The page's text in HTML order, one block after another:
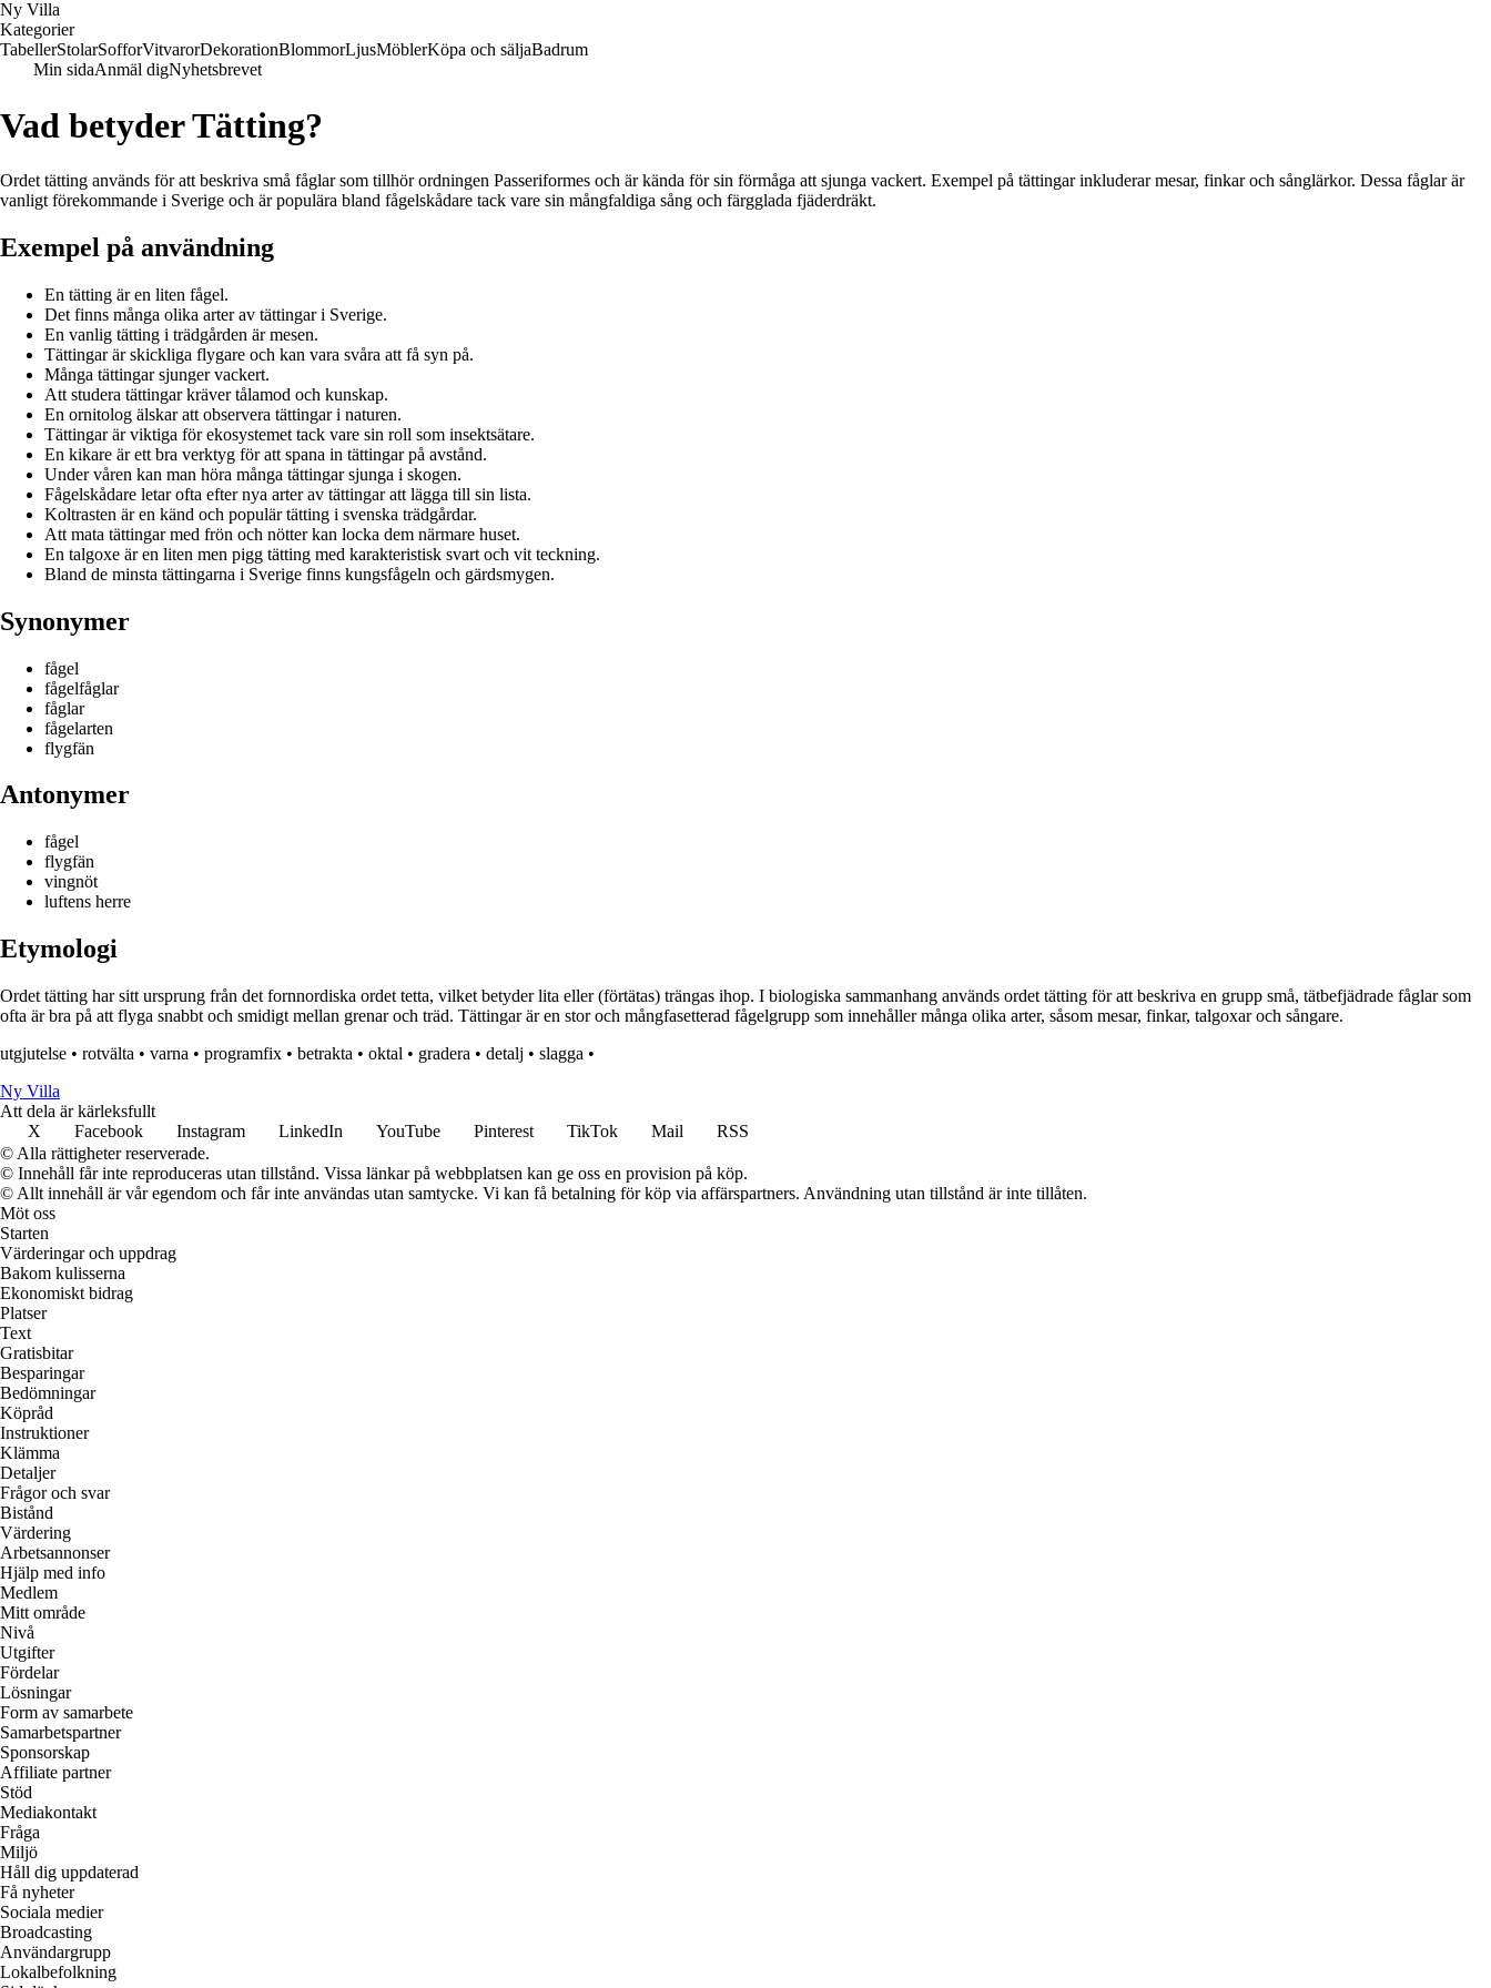
Ny Villa
Kategorier
TabellerStolarSofforVitvarorDekorationBlommorLjusMöblerKöpa och säljaBadrum
Min sidaAnmäl digNyhetsbrevet
Vad betyder Tätting?
Ordet tätting används för att beskriva små fåglar som tillhör ordningen Passeriformes och är kända för sin förmåga att sjunga vackert. Exempel på tättingar inkluderar mesar, finkar och sånglärkor. Dessa fåglar är
vanligt förekommande i Sverige och är populära bland fågelskådare tack vare sin mångfaldiga sång och färgglada fjäderdräkt.
Exempel på användning
En tätting är en liten fågel.
Det finns många olika arter av tättingar i Sverige.
En vanlig tätting i trädgården är mesen.
Tättingar är skickliga flygare och kan vara svåra att få syn på.
Många tättingar sjunger vackert.
Att studera tättingar kräver tålamod och kunskap.
En ornitolog älskar att observera tättingar i naturen.
Tättingar är viktiga för ekosystemet tack vare sin roll som insektsätare.
En kikare är ett bra verktyg för att spana in tättingar på avstånd.
Under våren kan man höra många tättingar sjunga i skogen.
Fågelskådare letar ofta efter nya arter av tättingar att lägga till sin lista.
Koltrasten är en känd och populär tätting i svenska trädgårdar.
Att mata tättingar med frön och nötter kan locka dem närmare huset.
En talgoxe är en liten men pigg tätting med karakteristisk svart och vit teckning.
Bland de minsta tättingarna i Sverige finns kungsfågeln och gärdsmygen.
Synonymer
fågel
fågelfåglar
fåglar
fågelarten
flygfän
Antonymer
fågel
flygfän
vingnöt
luftens herre
Etymologi
Ordet tätting har sitt ursprung från det fornnordiska ordet tetta, vilket betyder lita eller (förtätas) trängas ihop. I biologiska sammanhang används ordet tätting för att beskriva en grupp små, tätbefjädrade fåglar som
ofta är bra på att flyga snabbt och smidigt mellan grenar och träd. Tättingar är en stor och mångfasetterad fågelgrupp som innehåller många olika arter, såsom mesar, finkar, talgoxar och sångare.
utgjutelse • rotvälta • varna • programfix • betrakta • oktal • gradera • detalj • slagga •
Ny Villa
Att dela är kärleksfullt
X
Facebook Instagram LinkedIn YouTube Pinterest TikTok Mail
RSS
© Alla rättigheter reserverade.
© Innehåll får inte reproduceras utan tillstånd. Vissa länkar på webbplatsen kan ge oss en provision på köp.
© Allt innehåll är vår egendom och får inte användas utan samtycke. Vi kan få betalning för köp via affärspartners. Användning utan tillstånd är inte tillåten.
Möt oss
Starten
Värderingar och uppdrag
Bakom kulisserna
Ekonomiskt bidrag
Platser
Text
Gratisbitar
Besparingar
Bedömningar
Köpråd
Instruktioner
Klämma
Detaljer
Frågor och svar
Bistånd
Värdering
Arbetsannonser
Hjälp med info
Medlem
Mitt område
Nivå
Utgifter
Fördelar
Lösningar
Form av samarbete
Samarbetspartner
Sponsorskap
Affiliate partner
Stöd
Mediakontakt
Fråga
Miljö
Håll dig uppdaterad
Få nyheter
Sociala medier
Broadcasting
Användargrupp
Lokalbefolkning